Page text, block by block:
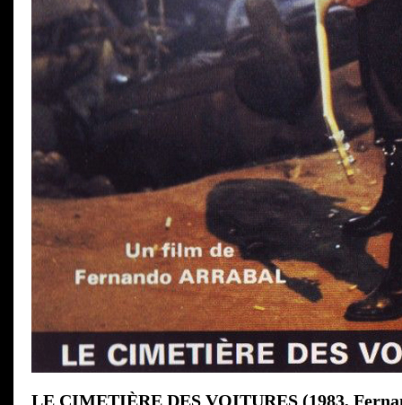
LE CIMETIÈRE DES VOITURES (1983,